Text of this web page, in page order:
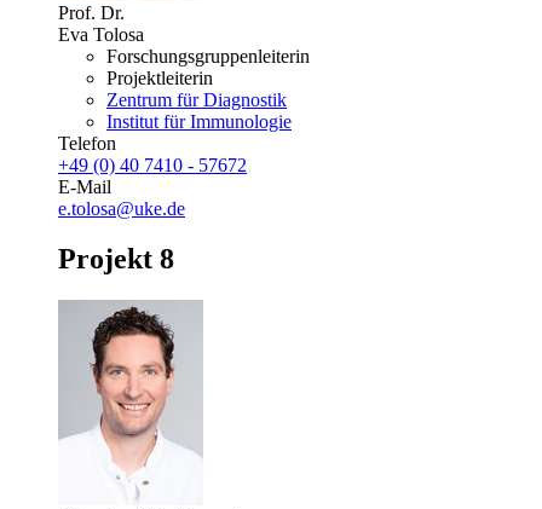
Prof. Dr.
Eva Tolosa
Forschungsgruppenleiterin
Projektleiterin
Zentrum für Diagnostik
Institut für Immunologie
Telefon
+49 (0) 40 7410 - 57672
E-Mail
e.tolosa@uke.de
Projekt 8